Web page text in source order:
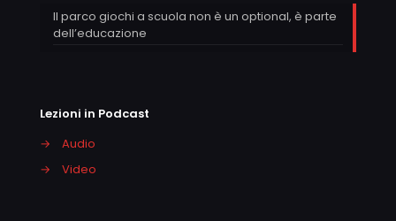
Il parco giochi a scuola non è un optional, è parte
dell’educazione
Lezioni in Podcast
→
Audio
→
Video